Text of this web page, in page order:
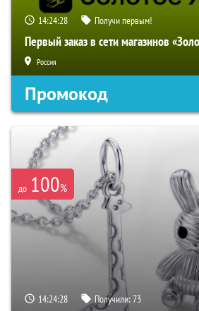
14:24:27 Получи первым!
Первый заказ в сети магазинов
Россия
Промокод
до 100%
14:24:27 Получили:73